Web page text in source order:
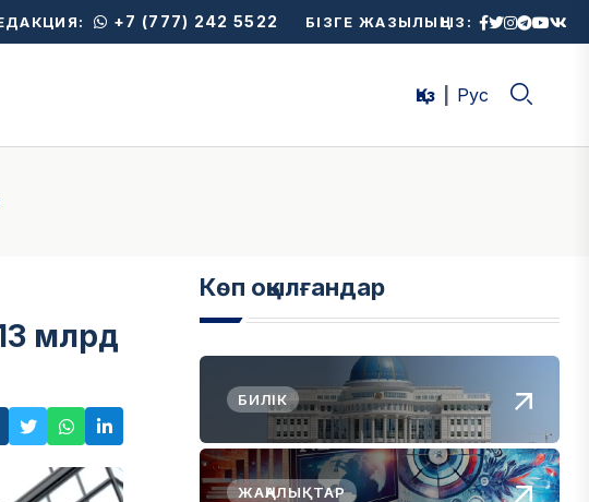
+7 (777) 242 5522 БІЗГЕ ЖАЗЫЛЫҢЫЗ:
Қаз Рус
млрд
Көп оқылғандар
БИЛІК
ЖАҢАЛЫҚТАР